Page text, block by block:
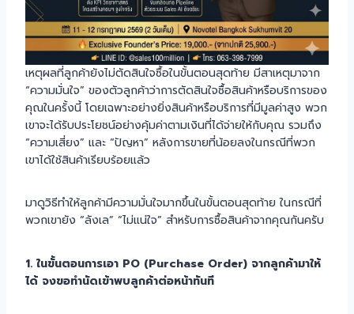
เหตุผลที่ลูกค้ายังไม่ตัดสินใจซื้อในขั้นตอนสุดท้าย มีสาเหตุมาจาก
“ความมั่นใจ” ของตัวลูกค้าว่าการตัดสินใจซื้อสินค้าหรือบริการของ
คุณในครั้งนี้ โดยเฉพาะอย่างยิ่งสินค้าหรือบริการที่มีมูลค่าสูง พวก
เขาจะได้รับประโยชน์อย่างคุ้มค่าตามเงินที่ได้จ่ายให้กับคุณ รวมถึง
“ความเสี่ยง” และ “ปัญหา” หลังการขายที่น้อยลงในกรณีที่พวก
เขาได้ใช้สินค้าเรียบร้อยแล้ว
มาดูวิธีทำให้ลูกค้ามีความมั่นใจมากขึ้นในขั้นตอนสุดท้าย ในกรณีที่
พวกเขายัง “ลังเล” “ไม่แน่ใจ” สำหรับการซื้อสินค้าจากคุณกันครับ
1. ในขั้นตอนการเอา PO (Purchase Order) จากลูกค้ามาให้
ได้ จงขอทำนัดเข้าพบลูกค้าต่อหน้าทันที